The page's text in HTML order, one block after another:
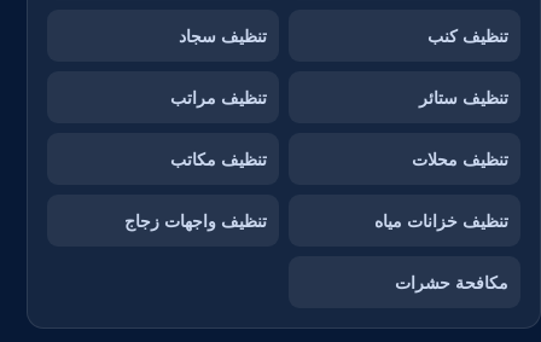
تنظيف كنب تنظيف سجاد
تنظيف ستائر تنظيف مراتب
تنظيف محلات تنظيف مكاتب
تنظيف خزانات مياه تنظيف واجهات زجاج
مكافحة حشرات